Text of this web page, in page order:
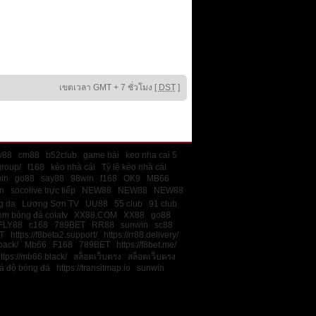
เขตเวลา GMT + 7 ชั่วโมง [ DST]
cm88 b52club game bài
keo nha cai 5
f168 kèo nhà cái
Tỷ lệ kèo nhà cái
go88 say88 98win f168 OK9
MB66
socolive trực tiếp NEW88 NEW88
NEW88
da
Lương Sơn TV UU88 55 club
91 club
bóng đá colatv
XX88.COM XX88
go88
c168 789BET RR88 sunwin
sc88
https://f8beta2.support/
https://rr88.delivery/
Mb66 F168 789BET
https://f8bet.me/
mb66.black/
สล็อตเว็บตรง
สล็อตเว็บตรง
độ bóng đá
https://transitmap.io sunwin